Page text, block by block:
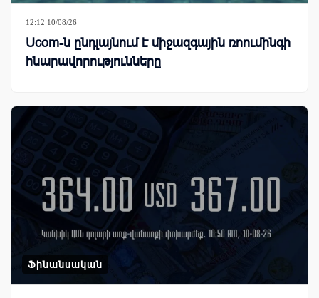
12:12 10/08/26
Ucom-ն ընդլայնում է միջազգային ռոումինգի
հնարավորությունները
Ֆինանսական